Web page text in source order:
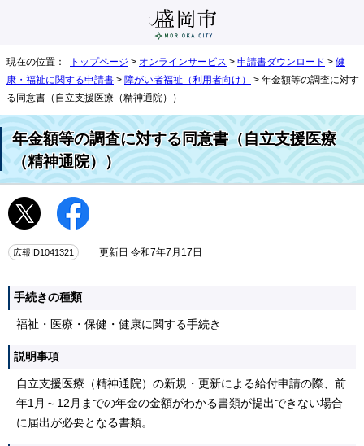
現在の位置： トップページ > オンラインサービス > 申請書ダウンロード > 健
康・福祉に関する申請書 > 障がい者福祉（利用者向け）
> 年金額等の調査に対す
る同意書（自立支援医療（精神通院））
年金額等の調査に対する同意書（自立支援医療
（精神通院））
広報ID1041321 更新日 令和7年7月17日
手続きの種類
福祉・医療・保健・健康に関する手続き
説明事項
自立支援医療（精神通院）の新規・更新による給付申請の際、前
年1月～12月までの年金の金額がわかる書類が提出できない場合
に届出が必要となる書類。